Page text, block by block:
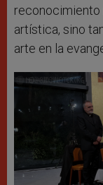
reconocimiento
artística, sino
arte en la